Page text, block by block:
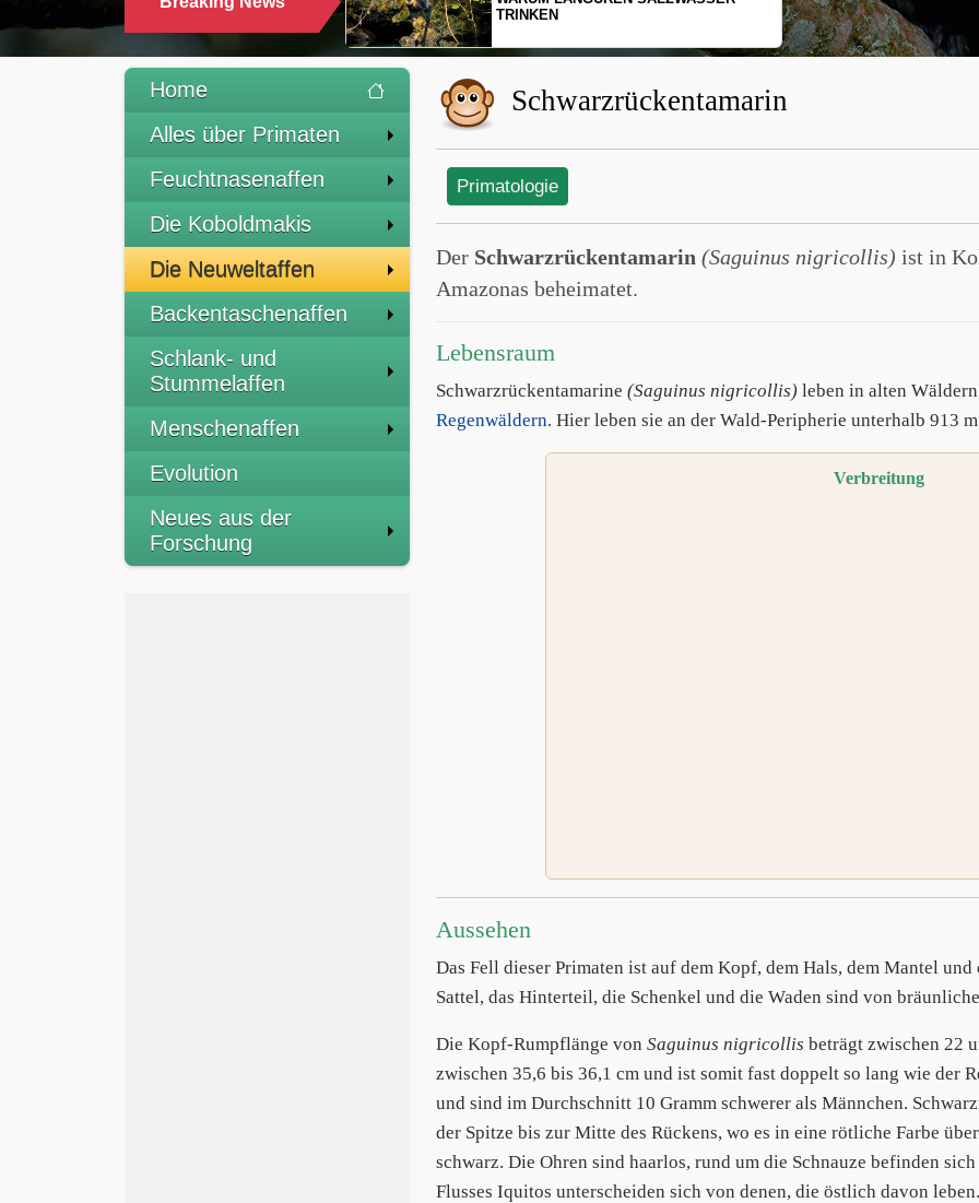
SCHOPFGIBBONS UND IHRER
Home
Alles über Primaten
Feuchtnasenaffen
Die Koboldmakis
Die Neuweltaffen
Backentaschenaffen
Schlank- und
Stummelaffen
Menschenaffen
Evolution
Neues aus der
Forschung
Schwarzrückentamarin
Primatologie
Der Schwarzrückentamarin (Saguinus nigricollis) ist in
Amazonas beheimatet.
Lebensraum
Schwarzrückentamarine (Saguinus nigricollis) leben in alten
Regenwäldern. Hier leben sie an der Wald-Peripherie unterhalb 913
Verbreitung
Aussehen
Das Fell dieser Primaten ist auf dem Kopf, dem Hals, dem Mantel
Sattel, das Hinterteil, die Schenkel und die Waden sind von
Die Kopf-Rumpflänge von Saguinus nigricollis beträgt zwischen 22
zwischen 35,6 bis 36,1 cm und ist somit fast doppelt so lang wie der
und sind im Durchschnitt 10 Gramm schwerer als Männchen.
der Spitze bis zur Mitte des Rückens, wo es in eine rötliche Farbe
schwarz. Die Ohren sind haarlos, rund um die Schnauze befinden
Flusses Iquitos unterscheiden sich von denen, die östlich davon